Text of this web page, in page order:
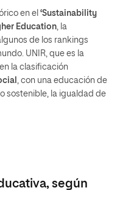
en el ‘Sustainability
Education , la
de los rankings
UNIR, que es la
en la clasificación
, con una educación de
sostenible, la igualdad de
según